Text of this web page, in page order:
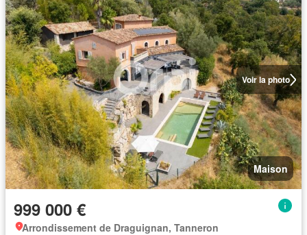
Voir la photo
Maison
999 000 €
Arrondissement de Draguignan, Tanneron